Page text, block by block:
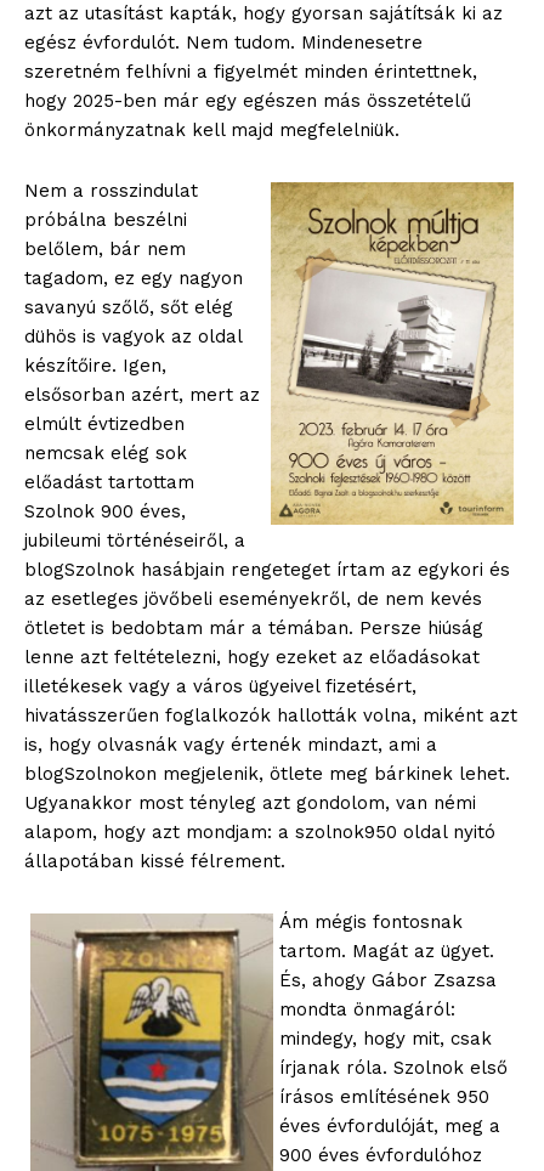
azt az utasítást kapták, hogy gyorsan sajátítsák ki az
egész évfordulót. Nem tudom. Mindenesetre
szeretném felhívni a figyelmét minden érintettnek,
hogy 2025-ben már egy egészen más összetételű
önkormányzatnak kell majd megfelelniük.
Nem a rosszindulat
próbálna beszélni
belőlem, bár nem
tagadom, ez egy nagyon
savanyú szőlő, sőt elég
dühös is vagyok az oldal
készítőire. Igen,
elsősorban azért, mert az
elmúlt évtizedben
nemcsak elég sok
előadást tartottam
Szolnok 900 éves,
jubileumi történéseiről, a
blogSzolnok hasábjain rengeteget írtam az egykori és
az esetleges jövőbeli eseményekről, de nem kevés
ötletet is bedobtam már a témában. Persze hiúság
lenne azt feltételezni, hogy ezeket az előadásokat
illetékesek vagy a város ügyeivel fizetésért,
hivatásszerűen foglalkozók hallották volna, miként azt
is, hogy olvasnák vagy értenék mindazt, ami a
blogSzolnokon megjelenik, ötlete meg bárkinek lehet.
Ugyanakkor most tényleg azt gondolom, van némi
alapom, hogy azt mondjam: a szolnok950 oldal nyitó
állapotában kissé félrement.
Ám mégis fontosnak
tartom. Magát az ügyet.
És, ahogy Gábor Zsazsa
mondta önmagáról:
mindegy, hogy mit, csak
írjanak róla. Szolnok első
írásos említésének 950
éves évfordulóját, meg a
900 éves évfordulóhoz